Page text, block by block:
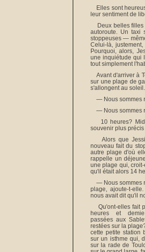
Elles sont
leur sentiment de
Deux belles filles
autoroute. Un taxi
stoppeuses —
Celui-là,
Pourquoi, alors,
une inquiétude qui
tout simplement
Avant d'arriver à
sur une plage de
s'allongent au soleil.
— Nous sommes
— Nous sommes
10 heures?
souvenir plus
Alors que
nouveau fait du
autre plage d'où
rappelle un
une plage qui,
qu'il était alors 14
— Nous sommes
plage, ajoute-t-
nous avait dit qu'il
Qu'ont-elles fait
heures et
passées aux
restées sur la
cette petite station
sur un isthme qui,
sur la rade de